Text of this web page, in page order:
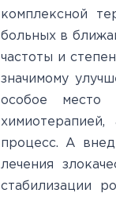
комплексной
больных в
частоты и
значимому
особое место
процесс. А
лечения
стабилизации